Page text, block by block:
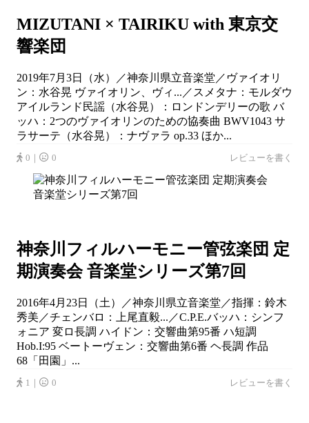
MIZUTANI × TAIRIKU with 東京交
響楽団
2019年7月3日（水）／神奈川県立音楽堂／ヴァイオリ
ン：水谷晃 ヴァイオリン、ヴィ...／スメタナ：モルダウ
アイルランド民謡（水谷晃）：ロンドンデリーの歌 バ
ッハ：2つのヴァイオリンのための協奏曲 BWV1043 サ
ラサーテ（水谷晃）：ナヴァラ op.33 ほか...
0｜ 0 レビューを書く
神奈川フィルハーモニー管弦楽団 定
期演奏会 音楽堂シリーズ第7回
2016年4月23日（土）／神奈川県立音楽堂／指揮：鈴木
秀美／チェンバロ：上尾直毅...／C.P.E.バッハ：シンフ
ォニア 変ロ長調 ハイドン：交響曲第95番 ハ短調
Hob.I:95 ベートーヴェン：交響曲第6番 ヘ長調 作品
68「田園」...
1｜ 0 レビューを書く